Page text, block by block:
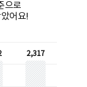
으로
어요!
2,317